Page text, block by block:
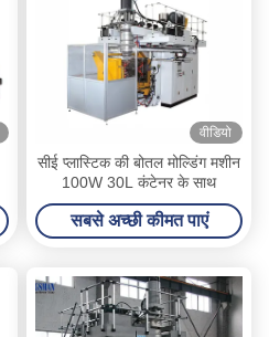
वीडियो
सीई प्लास्टिक की बोतल मोल्डिंग मशीन
100W 30L कंटेनर के साथ
सबसे अच्छी कीमत पाएं